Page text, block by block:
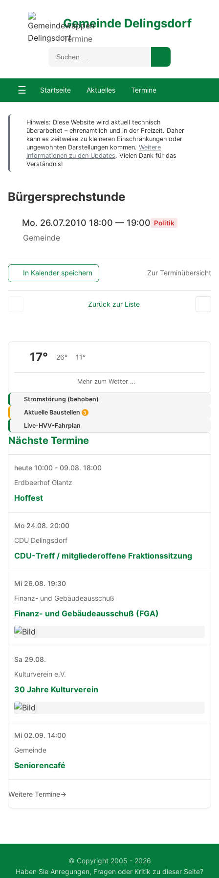
Gemeinde Delingsdorf
Termine
☰ Startseite Aktuelles Termine
Hinweis: Diese Website wird aktuell technisch
überarbeitet – ehrenamtlich und in der Freizeit. Daher
kann es zeitweise zu kleineren Einschränkungen oder
ungewohnten Darstellungen kommen. Weitere
Informationen zu den Updates. Vielen Dank für das
Verständnis!
Bürgersprechstunde
Mo. 26.07.2010 18:00 — 19:00 Politik
Gemeinde
In Kalender speichern Zur Terminübersicht
Zurück zur Liste
17° 26° 11°
Mehr zum Wetter …
Stromstörung (behoben)
Aktuelle Baustellen 3
Live-HVV-Fahrplan
Nächste Termine
heute 10:00 - 09.08. 18:00
Erdbeerhof Glantz
Hoffest
Mo 24.08. 20:00
CDU Delingsdorf
CDU-Treff / mitgliederoffene Fraktionssitzung
Mi 26.08. 19:30
Finanz- und Gebäudeausschuß
Finanz- und Gebäudeausschuß (FGA)
Sa 29.08.
Kulturverein e.V.
30 Jahre Kulturverein
Mi 02.09. 14:00
Gemeinde
Seniorencafé
Weitere Termine→
© Copyright 2005 - 2026
Haben Sie Anregungen, Fragen oder Kritik zu dieser Seite?